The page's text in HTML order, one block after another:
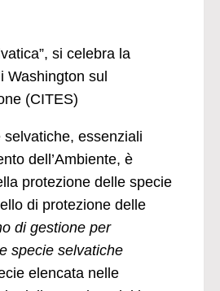
si celebra la
Washington sul
(CITES)
selvatiche, essenziali
dell’Ambiente, è
protezione delle specie
di protezione delle
di gestione per
specie selvatiche
elencata nelle